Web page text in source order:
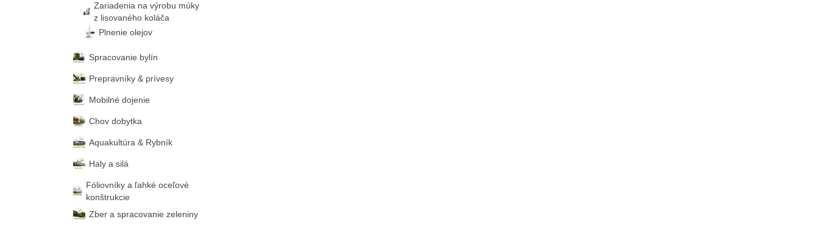
Zariadenia na výrobu múky
z lisovaného koláča
Plnenie olejov
Spracovanie bylín
Prepravníky & prívesy
Mobilné dojenie
Chov dobytka
Aquakultúra & Rybník
Haly a silá
Fóliovníky a ľahké oceľové
konštrukcie
Zber a spracovanie zeleniny